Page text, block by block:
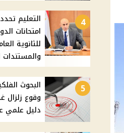
4
التعليم
للثانوية
والمستندات
5
البحوث
دليل علمي